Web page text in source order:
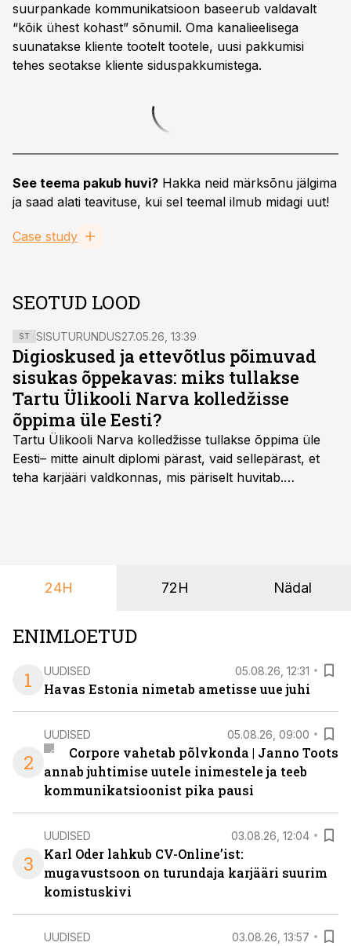
suurpankade kommunikatsioon baseerub valdavalt
“kõik ühest kohast” sõnumil. Oma kanalieelisega
suunatakse kliente tootelt tootele, uusi pakkumisi
tehes seotakse kliente siduspakkumistega.
See teema pakub huvi? Hakka neid märksõnu jälgima
ja saad alati teavituse, kui sel teemal ilmub midagi uut!
Case study
SEOTUD LOOD
ST SISUTURUNDUS27.05.26, 13:39
Digioskused ja ettevõtlus põimuvad
sisukas õppekavas: miks tullakse
Tartu Ülikooli Narva kolledžisse
õppima üle Eesti?
Tartu Ülikooli Narva kolledžisse tullakse õppima üle
Eesti– mitte ainult diplomi pärast, vaid sellepärast, et
teha karjääri valdkonnas, mis päriselt huvitab.
24H 72H Nädal
ENIMLOETUD
1
UUDISED 05.08.26, 12:31
Havas Estonia nimetab ametisse uue juhi
2
UUDISED 05.08.26, 09:00
Corpore vahetab põlvkonda | Janno Toots
annab juhtimise uutele inimestele ja teeb
kommunikatsioonist pika pausi
3
UUDISED 03.08.26, 12:04
Karl Oder lahkub CV-Online’ist:
mugavustsoon on turundaja karjääri suurim
komistuskivi
UUDISED 03.08.26, 13:57